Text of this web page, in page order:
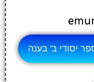
יסודי ב' בענה